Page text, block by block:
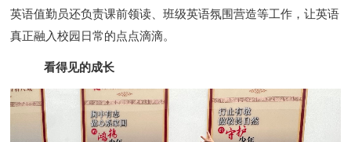
英语值勤员还负责课前领读、班级英语氛围营造等工作，让英语
真正融入校园日常的点点滴滴。
看得见的成长